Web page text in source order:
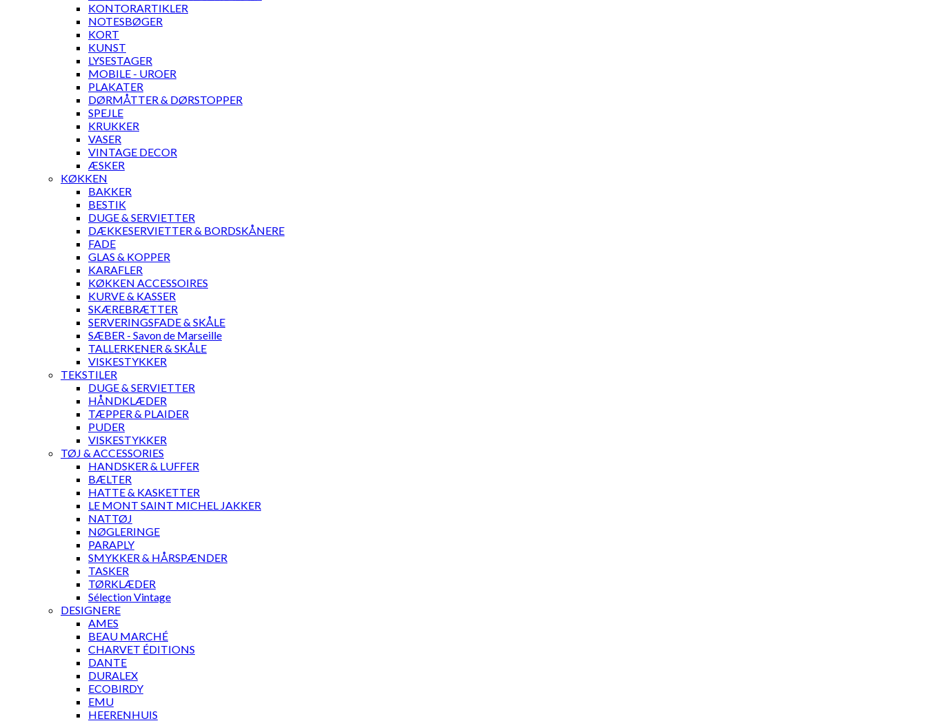
KONTORARTIKLER
NOTESBØGER
KORT
KUNST
LYSESTAGER
MOBILE - UROER
PLAKATER
DØRMÅTTER & DØRSTOPPER
SPEJLE
KRUKKER
VASER
VINTAGE DECOR
ÆSKER
KØKKEN
BAKKER
BESTIK
DUGE & SERVIETTER
DÆKKESERVIETTER & BORDSKÅNERE
FADE
GLAS & KOPPER
KARAFLER
KØKKEN ACCESSOIRES
KURVE & KASSER
SKÆREBRÆTTER
SERVERINGSFADE & SKÅLE
SÆBER - Savon de Marseille
TALLERKENER & SKÅLE
VISKESTYKKER
TEKSTILER
DUGE & SERVIETTER
HÅNDKLÆDER
TÆPPER & PLAIDER
PUDER
VISKESTYKKER
TØJ & ACCESSORIES
HANDSKER & LUFFER
BÆLTER
HATTE & KASKETTER
LE MONT SAINT MICHEL JAKKER
NATTØJ
NØGLERINGE
PARAPLY
SMYKKER & HÅRSPÆNDER
TASKER
TØRKLÆDER
Sélection Vintage
DESIGNERE
AMES
BEAU MARCHÉ
CHARVET ÉDITIONS
DANTE
DURALEX
ECOBIRDY
EMU
HEERENHUIS